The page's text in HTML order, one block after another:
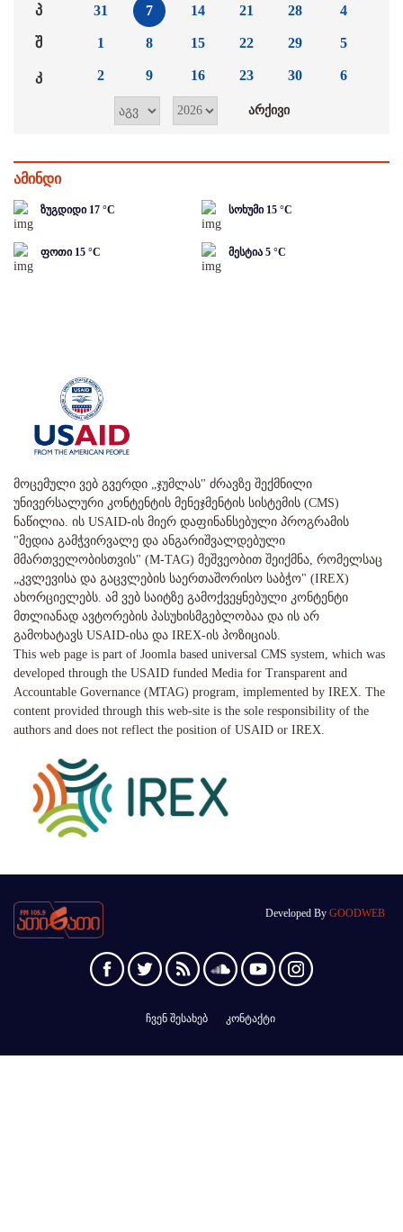
პ
შ
კ
31
1
2
7
8
9
14
15
16
21
22
23
28
29
30
4
5
6
ამინდი
ზუგდიდი 17 °C სოხუმი 15 °C
ფოთი 15 °C მესტია 5 °C
მოცემული ვებ გვერდი „ჯუმლას" ძრავზე შექმნილი
უნივერსალური კონტენტის მენეჯმენტის სისტემის (CMS)
ნაწილია. ის USAID-ის მიერ დაფინანსებული პროგრამის
"მედია გამჭვირვალე და ანგარიშვალდებული
მმართველობისთვის" (M-TAG) მეშვეობით შეიქმნა, რომელსაც
„კვლევისა და გაცვლების საერთაშორისო საბჭო" (IREX)
ახორციელებს. ამ ვებ საიტზე გამოქვეყნებული კონტენტი
მთლიანად ავტორების პასუხისმგებლობაა და ის არ
გამოხატავს USAID-ისა და IREX-ის პოზიციას.
This web page is part of Joomla based universal CMS system, which was
developed through the USAID funded Media for Transparent and
Accountable Governance (MTAG) program, implemented by IREX. The
content provided through this web-site is the sole responsibility of the
authors and does not reflect the position of USAID or IREX.
Developed By GOODWEB
ჩვენ შესახებ კონტაქტი